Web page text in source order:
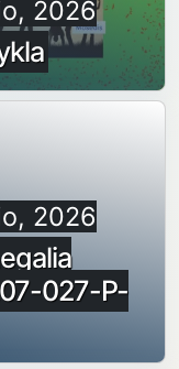
2026
2026
027-P-